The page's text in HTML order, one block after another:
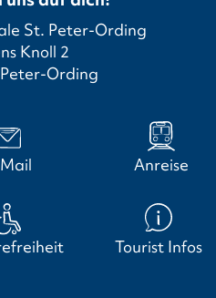
St. Peter-Ording
Knoll 2
Ording
Anreise
Tourist Infos